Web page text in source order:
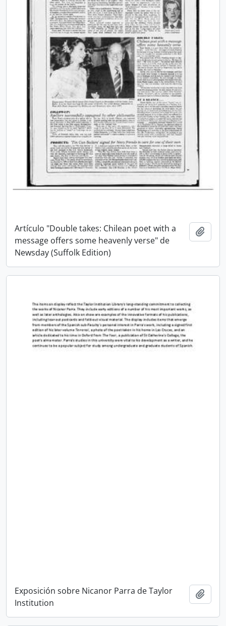
Artículo "Double takes: Chilean poet with a
message offers some heavenly verse" de
Newsday (Suffolk Edition)
Exposición sobre Nicanor Parra de Taylor
Institution